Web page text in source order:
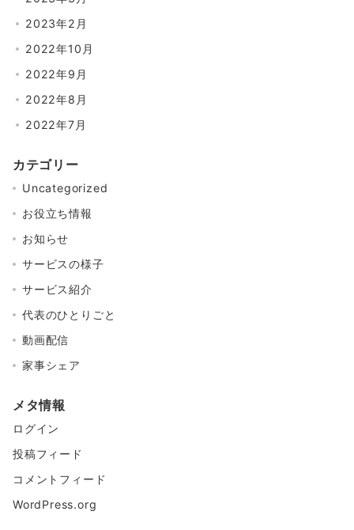
2023年2月
2022年10月
2022年9月
2022年8月
2022年7月
カテゴリー
Uncategorized
お役立ち情報
お知らせ
サービスの様子
サービス紹介
代表のひとりごと
動画配信
家事シェア
メタ情報
ログイン
投稿フィード
コメントフィード
WordPress.org